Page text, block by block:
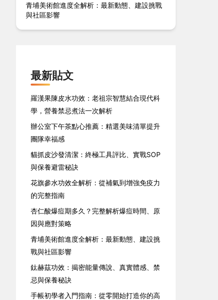
青埔美術館進度全解析：最新動態、建設挑戰
與社區影響
最新貼文
羅漢果陳皮水功效：老祖宗智慧結合現代科
學，營養禁忌煮法一次解析
辦公室下午茶點心推薦：精選美味清單提升
團隊幸福感
貓抓皮沙發清潔：終極工具評比、實戰SOP
與保養避雷秘訣
花旗參水功效全解析：從補氣到增強免疫力
的完整指南
杏仁酸爆痘期多久？完整解析爆痘時間、原
因與應對策略
青埔美術館進度全解析：最新動態、建設挑
戰與社區影響
鈦赫茲功效：揭密能量傳說、真實體感、禁
忌與保養秘訣
手帳初學者入門指南：從零開始打造你的高